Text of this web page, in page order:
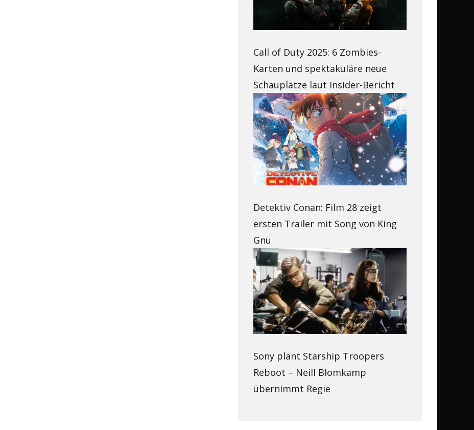
Call of Duty 2025: 6 Zombies-
Karten und spektakuläre neue
Schauplätze laut Insider-Bericht
Detektiv Conan: Film 28 zeigt
ersten Trailer mit Song von King
Gnu
Sony plant Starship Troopers
Reboot – Neill Blomkamp
übernimmt Regie